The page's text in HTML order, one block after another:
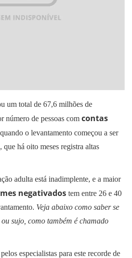
um total de 67,6 milhões de
número de pessoas com contas
o levantamento começou a ser
há oito meses registra altas
adulta está inadimplente, e a maior
negativados tem entre 26 e 40
Veja abaixo como saber se
sujo, como também é chamado
especialistas para este recorde de